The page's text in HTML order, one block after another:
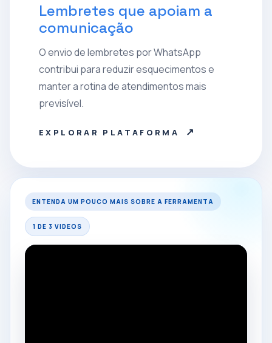
Lembretes que apoiam a
comunicação
O envio de lembretes por WhatsApp
contribui para reduzir esquecimentos e
manter a rotina de atendimentos mais
previsível.
EXPLORAR PLATAFORMA ↗
ENTENDA UM POUCO MAIS SOBRE A FERRAMENTA
1 DE 3 VIDEOS